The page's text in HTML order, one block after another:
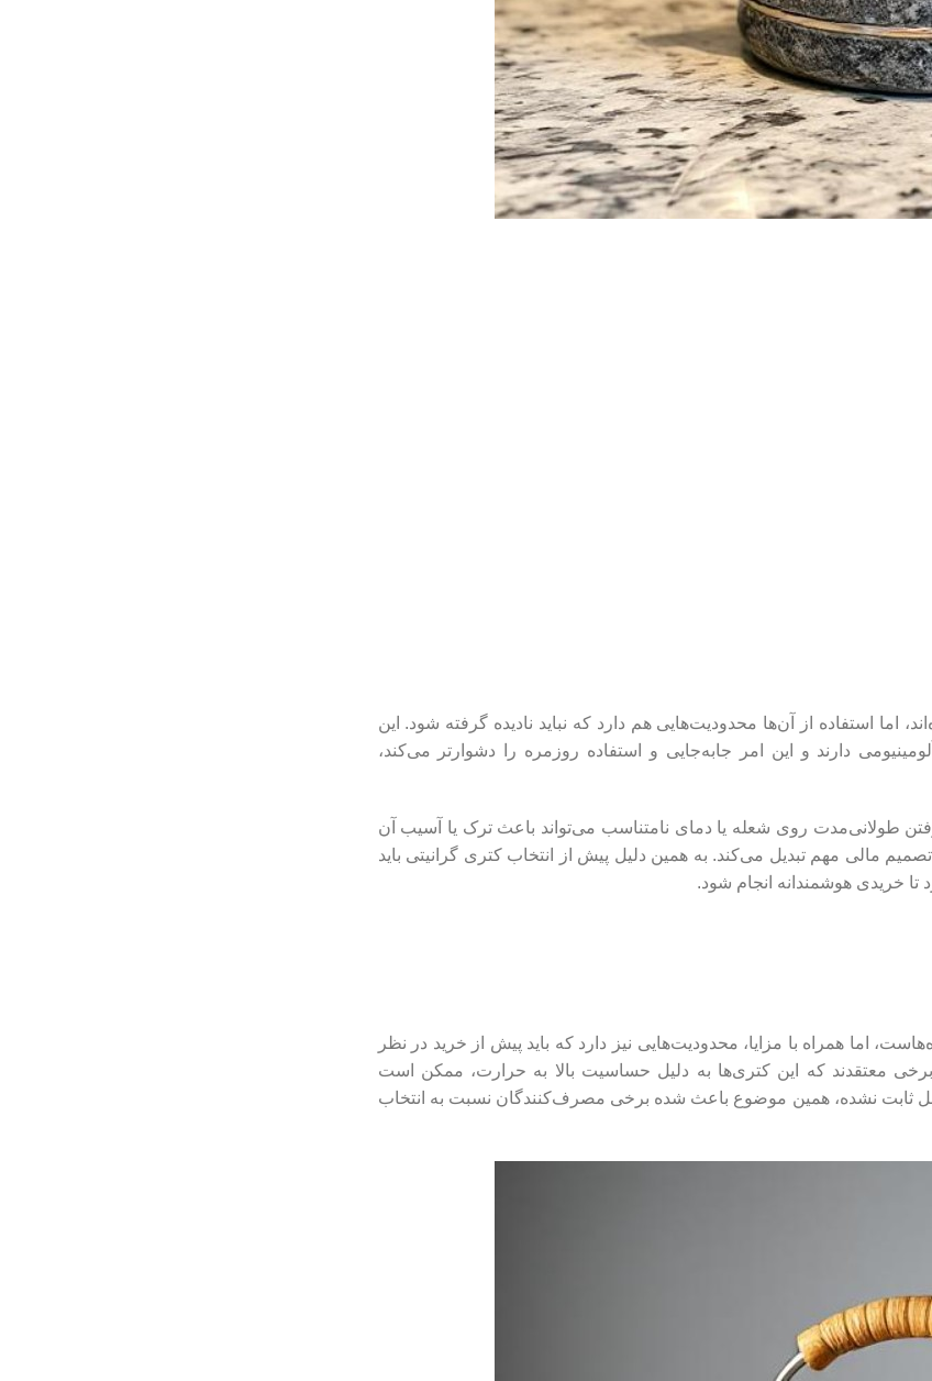
اما استفاده از آن‌ها محدودیت‌هایی هم دارد که نباید نادیده گرفته شود. این
دارند و این امر جابه‌جایی و استفاده روزمره را دشوارتر می‌کند،
روی شعله یا دمای نامتناسب می‌تواند باعث ترک یا آسیب آن
مالی مهم تبدیل می‌کند. به همین دلیل پیش از انتخاب کتری گرانیتی باید
خریدی هوشمندانه انجام شود.
اما همراه با مزایا، محدودیت‌هایی نیز دارد که باید پیش از خرید در نظر
معتقدند که این کتری‌ها به دلیل حساسیت بالا به حرارت، ممکن است
ثابت نشده، همین موضوع باعث شده برخی مصرف‌کنندگان نسبت به انتخاب